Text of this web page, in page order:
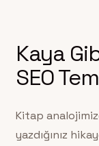
Kaya
SEO
Kitap
yazdığınız